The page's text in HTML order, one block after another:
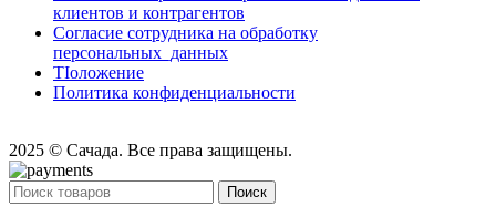
клиентов и контрагентов
Согласие сотрудника на обработку
персональных_данных
TIоложение
Политика конфиденциальности
2025 © Сачада. Все права защищены.
Поиск